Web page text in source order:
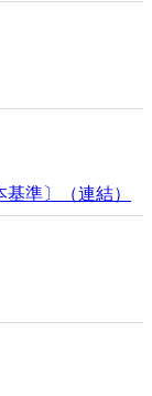
準〕（連結）